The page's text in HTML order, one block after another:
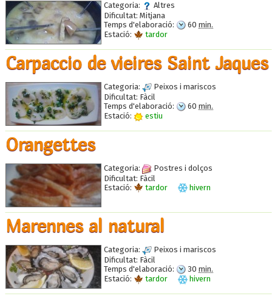
Categoria:
Altres
Dificultat: Mitjana
Temps d'elaboració:
60 min.
Estació:
tardor
Carpaccio de vieires Saint Jaques
Categoria:
Peixos i mariscos
Dificultat: Fàcil
Temps d'elaboració:
60 min.
Estació:
estiu
Orangettes
Categoria:
Postres i dolços
Dificultat: Fàcil
Estació:
tardor hivern
Marennes al natural
Categoria:
Peixos i mariscos
Dificultat: Fàcil
Temps d'elaboració:
30 min.
Estació:
tardor hivern